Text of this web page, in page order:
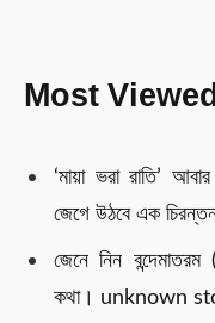
Most
‘মায়া ভরা রাতি’
জেগে উঠবে এক
জেনে নিন
কথা। unknown